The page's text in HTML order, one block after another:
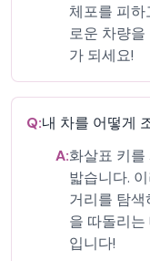
체포를 피하
로운 차량
가 되세요!
Q:내 차를 어떻게
A:화살표 키
밟습니다.
거리를 탐
을 따돌리는
입니다!